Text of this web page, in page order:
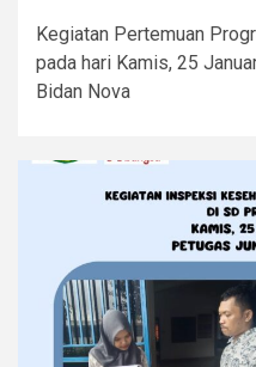
Kegiatan Pertemuan
pada hari Kamis, 25
Bidan Nova